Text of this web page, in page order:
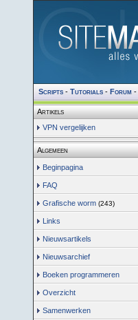
Scripts- Tutorials- Forum-
Artikels
VPN vergelijken
Algemeen
Beginpagina
FAQ
Grafische worm (243)
Links
Nieuwsartikels
Nieuwsarchief
Boeken programmeren
Overzicht
Samenwerken